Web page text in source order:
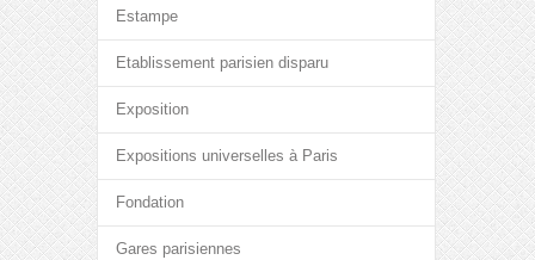
Estampe
Etablissement parisien disparu
Exposition
Expositions universelles à Paris
Fondation
Gares parisiennes